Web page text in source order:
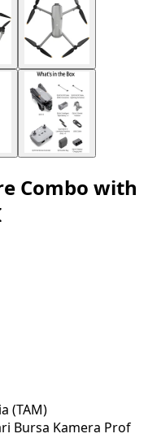
Combo with
(TAM)
Bursa Kamera Prof